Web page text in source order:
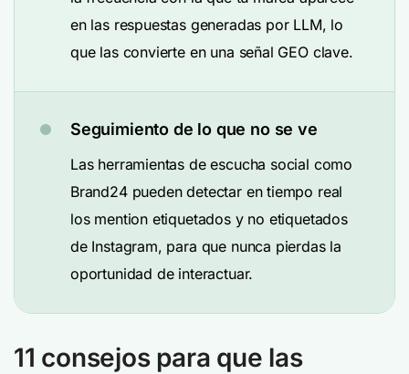
en las respuestas generadas por LLM, lo
que las convierte en una señal GEO clave.
Seguimiento de lo que no se ve
Las herramientas de escucha social como
Brand24 pueden detectar en tiempo real
los mention etiquetados y no etiquetados
de Instagram, para que nunca pierdas la
oportunidad de interactuar.
11 consejos para que las